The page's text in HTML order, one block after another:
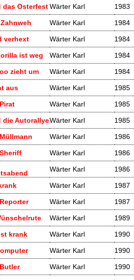
das OsterfestWärter Karl
1983
Wärter Karl
1984
verhext Wärter Karl
1984
ist weg Wärter Karl
1984
zieht um Wärter Karl
1984
aus Wärter Karl
1985
Wärter Karl
1985
die AutorallyeWärter Karl
1985
Wärter Karl
1986
Wärter Karl
1986
Wärter Karl
1986
Wärter Karl
1987
Wärter Karl
1987
Wärter Karl
1989
krank Wärter Karl
1990
Wärter Karl
1990
Wärter Karl
1990